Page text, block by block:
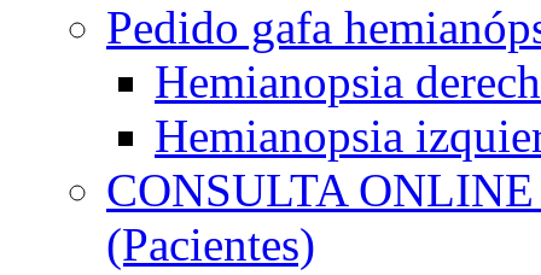
Pedido gafa
Hemianopsia
Hemianopsia
CONSULTA
(Pacientes)